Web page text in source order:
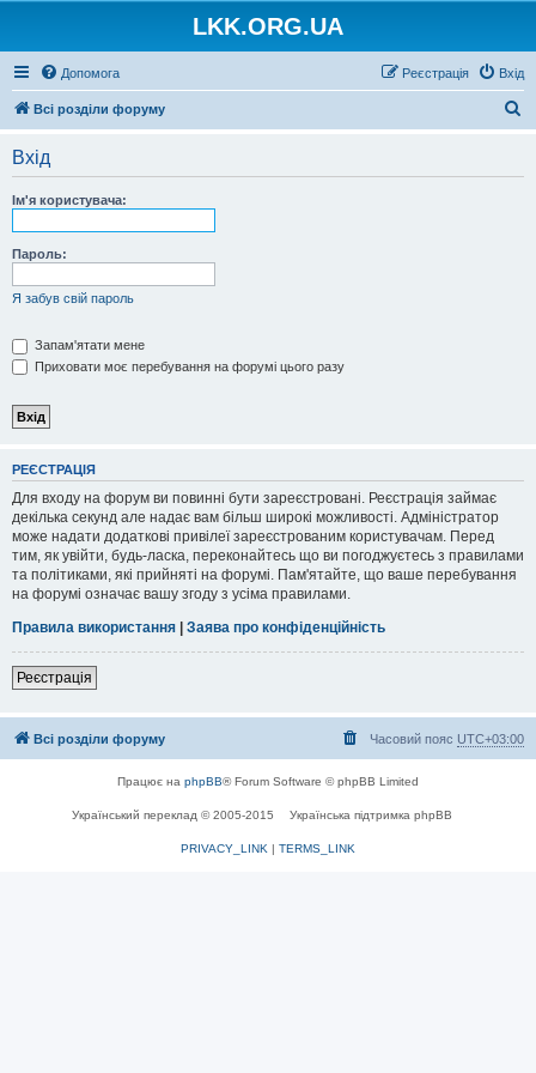
LKK.ORG.UA
Допомога Вхід
Реєстрація
Всі розділи форуму
Вхід
Ім'я користувача:
Пароль:
Я забув свій пароль
Запам'ятати мене
Приховати моє перебування на форумі цього разу
РЕЄСТРАЦІЯ
Для входу на форум ви повинні бути зареєстровані. Реєстрація займає
декілька секунд але надає вам більш широкі можливості. Адміністратор
може надати додаткові привілеї зареєстрованим користувачам. Перед
тим, як увійти, будь-ласка, переконайтесь що ви погоджуєтесь з правилами
та політиками, які прийняті на форумі. Пам'ятайте, що ваше перебування
на форумі означає вашу згоду з усіма правилами.
Правила використання | Заява про конфіденційність
Реєстрація
Всі розділи форуму Часовий пояс UTC+03:00
Працює на phpBB® Forum Software © phpBB Limited
Український переклад © 2005-2015 Українська підтримка phpBB
PRIVACY_LINK | TERMS_LINK